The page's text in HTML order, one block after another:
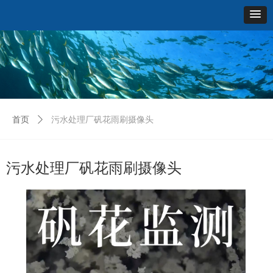
首页 ꄲ 污水处理厂矾花雨刷摄像头
污水处理厂矾花雨刷摄像头